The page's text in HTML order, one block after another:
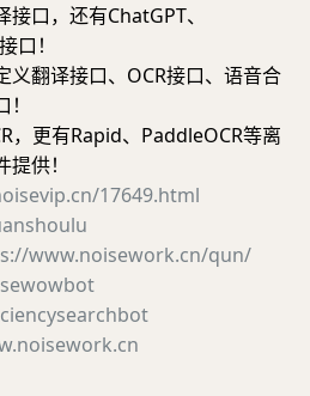
口，还有ChatGPT、
口！
义翻译接口、OCR接口、语音合
，更有Rapid、PaddleOCR等离
供！
17649.html
www.noisework.cn/qun/